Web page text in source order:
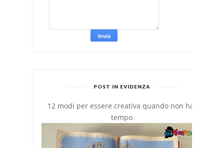
POST IN EVIDENZA
12 modi per essere creativa quando non hai
tempo